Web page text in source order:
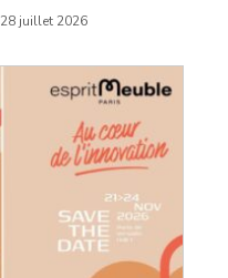
28 juillet 2026